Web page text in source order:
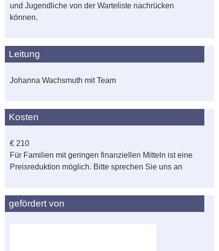
und Jugendliche von der Warteliste nachrücken
können.
Leitung
Johanna Wachsmuth mit Team
Kosten
€ 210
Für Familien mit geringen finanziellen Mitteln ist eine
Preisreduktion möglich. Bitte sprechen Sie uns an
gefördert von